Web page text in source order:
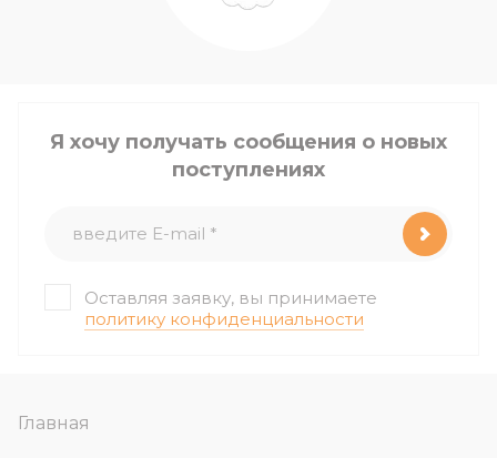
Главная
Я хочу получать сообщения о новых
поступлениях
Оставляя заявку, вы принимаете
политику конфиденциальности